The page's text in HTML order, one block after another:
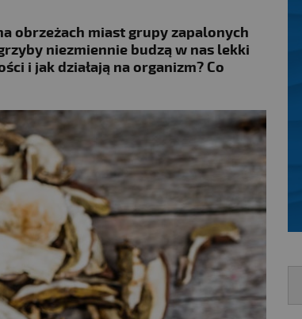
obrzeżach miast grupy zapalonych
niezmiennie budzą w nas lekki
i jak działają na organizm? Co